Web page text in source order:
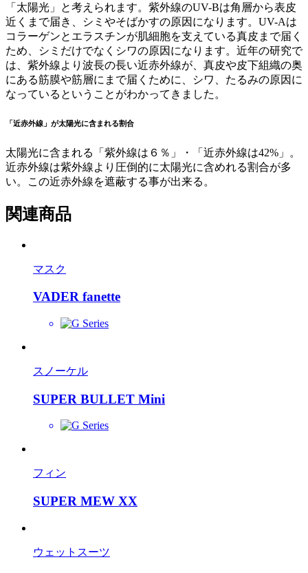
「太陽光」と考えられます。紫外線のUV-Bは角層から表皮
近くまで届き、シミやそばかすの原因になります。UV-Aは
コラーゲンとエラスチンが肌細胞を支えている真皮まで届く
ため、シミだけでなくシワの原因になります。近年の研究で
は、紫外線より波長の長い近赤外線が、真皮や皮下組織の奥
にある筋膜や筋層にまで届くために、シワ、たるみの原因に
なっているということがわかってきました。
「近赤外線」が太陽光に含まれる割合
太陽光に含まれる「紫外線は６％」・「近赤外線は42%」。
近赤外線は紫外線より圧倒的に太陽光に含めれる割合が多
い。この近赤外線を遮蔽する事が出来る。
関連商品
マスク
VADER fanette
スノーケル
SUPER BULLET Mini
フィン
SUPER MEW XX
ウェットスーツ